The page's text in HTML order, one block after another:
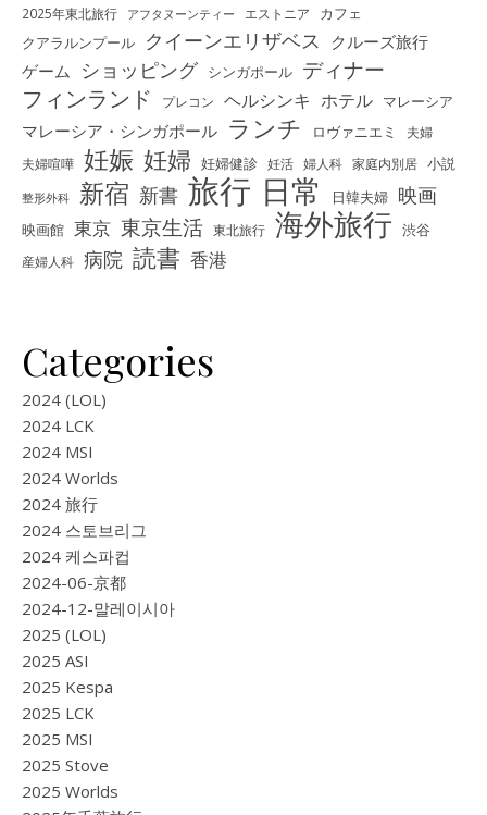
2025年東北旅行 アフタヌーンティー エストニア カフェ
クアラルンプール クイーンエリザベス
クルーズ旅行
ゲーム
ショッピング シンガポール ディナー
フィンランド プレコン ヘルシンキ ホテル マレーシア
マレーシア・シンガポール ランチ ロヴァニエミ
夫婦
夫婦喧嘩 妊娠 妊婦 妊婦健診 妊活 婦人科 家庭内別居 小説
整形外科 新宿 新書 旅行 日常 日韓夫婦 映画
映画館 東京 東京生活 東北旅行 海外旅行 渋谷
産婦人科 病院 読書 香港
Categories
2024 (LOL)
2024 LCK
2024 MSI
2024 Worlds
2024 旅行
2024 스토브리그
2024 케스파컵
2024-06-京都
2024-12-말레이시아
2025 (LOL)
2025 ASI
2025 Kespa
2025 LCK
2025 MSI
2025 Stove
2025 Worlds